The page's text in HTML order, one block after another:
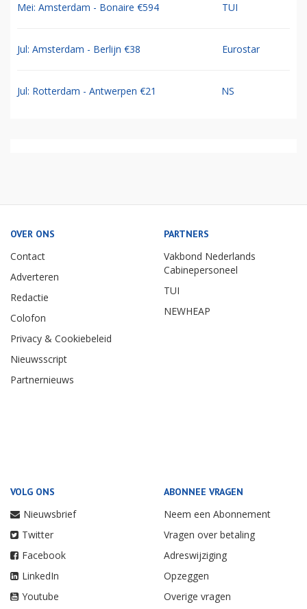
Mei: Amsterdam - Bonaire €594 TUI
Jul: Amsterdam - Berlijn €38 Eurostar
Jul: Rotterdam - Antwerpen €21 NS
OVER ONS
Contact
Adverteren
Redactie
Colofon
Privacy & Cookiebeleid
Nieuwsscript
Partnernieuws
PARTNERS
Vakbond Nederlands
Cabinepersoneel
TUI
NEWHEAP
VOLG ONS
Nieuwsbrief
Twitter
Facebook
LinkedIn
Youtube
ABONNEE VRAGEN
Neem een Abonnement
Vragen over betaling
Adreswijziging
Opzeggen
Overige vragen